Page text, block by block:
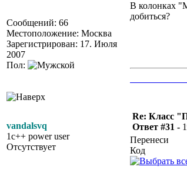
Сообщений: 66
Местоположение: Москва
Зарегистрирован: 17. Июля
2007
Пол:
В колонках
добиться?
vandalsvq
1c++ power user
Отсутствует
Re: Класс
Ответ #31 -
Перенеси
Код